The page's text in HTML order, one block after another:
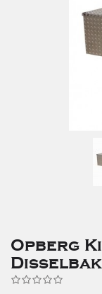
Opberg
Disselbak